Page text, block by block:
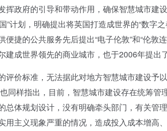
挥政府的引导和带动作用，确保智慧城市建
计划，明确提出将英国打造成世界的“数字
捷的公共服务先后提出“电子伦敦”和“伦敦
成世界领先的商业城市，也于2006年提出了
价标准，无法据此对地方智慧城市建设予
同样指出，目前，智慧城市建设存在统筹管
总体规划设计，没有明确牵头部门，有关管
主义现象严重的情况，造成投入成本增高